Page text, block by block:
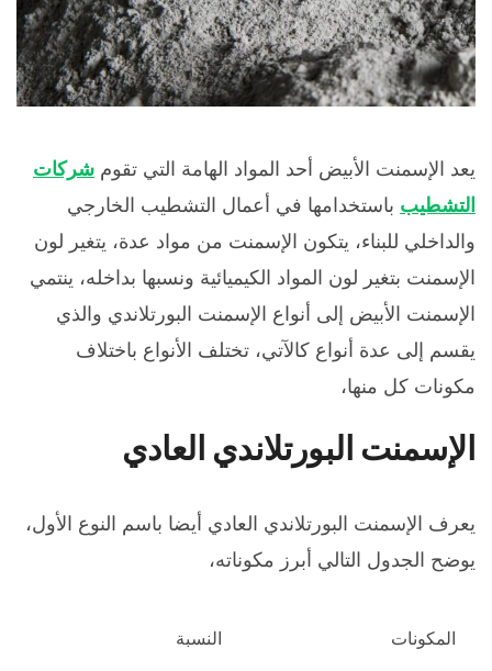
يعد الإسمنت الأبيض أحد المواد الهامة التي تقوم شركات
التشطيب باستخدامها في أعمال التشطيب الخارجي
والداخلي للبناء، يتكون الإسمنت من مواد عدة، يتغير لون
الإسمنت بتغير لون المواد الكيميائية ونسبها بداخله، ينتمي
الإسمنت الأبيض إلى أنواع الإسمنت البورتلاندي والذي
يقسم إلى عدة أنواع كالآتي، تختلف الأنواع باختلاف
مكونات كل منها،
الإسمنت البورتلاندي العادي
يعرف الإسمنت البورتلاندي العادي أيضا باسم النوع الأول،
يوضح الجدول التالي أبرز مكوناته،
المكونات النسبة